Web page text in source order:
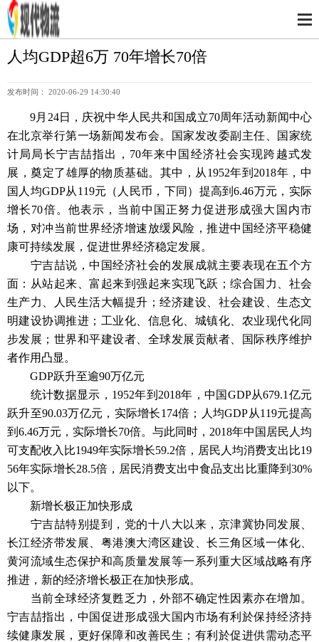
人均GDP超6万 70年增长70倍
发布时间： 2020-06-29 14:30:40
9月24日，庆祝中华人民共和国成立70周年活动新闻中心
在北京举行第一场新闻发布会。国家发改委副主任、国家统
计局局长宁吉喆指出，70年来中国经济社会实现跨越式发
展，奠定了雄厚的物质基础。其中，从1952年到2018年，中
国人均GDP从119元（人民币，下同）提高到6.46万元，实际
增长70倍。他表示，当前中国正努力促进形成强大国内市
场，对冲当前世界经济增速放缓风险，推进中国经济平稳健
康可持续发展，促进世界经济稳定发展。
宁吉喆说，中国经济社会的发展成就主要表现在五个方
面：从站起来、富起来到强起来实现飞跃；综合国力、社会
生产力、人民生活大幅提升；经济建设、社会建设、生态文
明建设协调推进；工业化、信息化、城镇化、农业现代化同
步发展；世界和平建设者、全球发展贡献者、国际秩序维护
者作用凸显。
GDP跃升至逾90万亿元
统计数据显示，1952年到2018年，中国GDP从679.1亿元
跃升至90.03万亿元，实际增长174倍；人均GDP从119元提高
到6.46万元，实际增长70倍。与此同时，2018年中国居民人均
可支配收入比1949年实际增长59.2倍，居民人均消费支出比19
56年实际增长28.5倍，居民消费支出中食品支出比重降到30%
以下。
新增长极正加快形成
宁吉喆特别提到，党的十八大以来，京津冀协同发展、
长江经济带发展、粤港澳大湾区建设、长三角区域一体化、
黄河流域生态保护和高质量发展等一系列重大区域战略有序
推进，新的经济增长极正在加快形成。
当前全球经济复甦乏力，外部不确定性因素亦在增加。
宁吉喆指出，中国促进形成强大国内市场有利於保持经济持
续健康发展，更好保障和改善民生；有利於促进供需动态平